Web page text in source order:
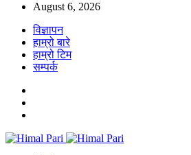
August 6, 2026
विज्ञापन
हाम्रो बारे
हाम्रो टिम
सम्पर्क